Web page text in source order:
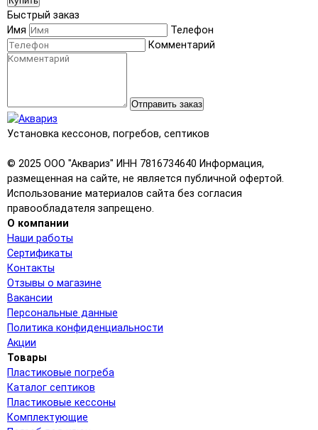
Быстрый заказ
Имя
Телефон
Комментарий
Отправить заказ
Установка кессонов, погребов, септиков
© 2025 ООО "Аквариз" ИНН 7816734640 Информация,
размещенная на сайте, не является публичной офертой.
Использование материалов сайта без согласия
правообладателя запрещено.
О компании
Наши работы
Сертификаты
Контакты
Отзывы о магазине
Вакансии
Персональные данные
Политика конфиденциальности
Акции
Товары
Пластиковые погреба
Каталог септиков
Пластиковые кессоны
Комплектующие